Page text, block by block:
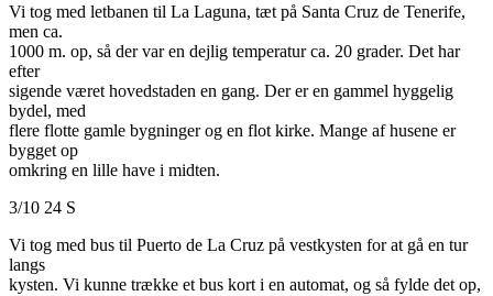
Vi tog med letbanen til La Laguna, tæt på Santa Cruz de Tenerife,
men ca.
1000 m. op, så der var en dejlig temperatur ca. 20 grader. Det har
efter
sigende været hovedstaden en gang. Der er en gammel hyggelig
bydel, med
flere flotte gamle bygninger og en flot kirke. Mange af husene er
bygget op
omkring en lille have i midten.
3/10 24 S
Vi tog med bus til Puerto de La Cruz på vestkysten for at gå en tur
langs
kysten. Vi kunne trække et bus kort i en automat, og så fylde det op,